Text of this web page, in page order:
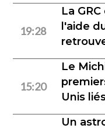
19:28
La
l'aide
15:20
Le
Unis
Un